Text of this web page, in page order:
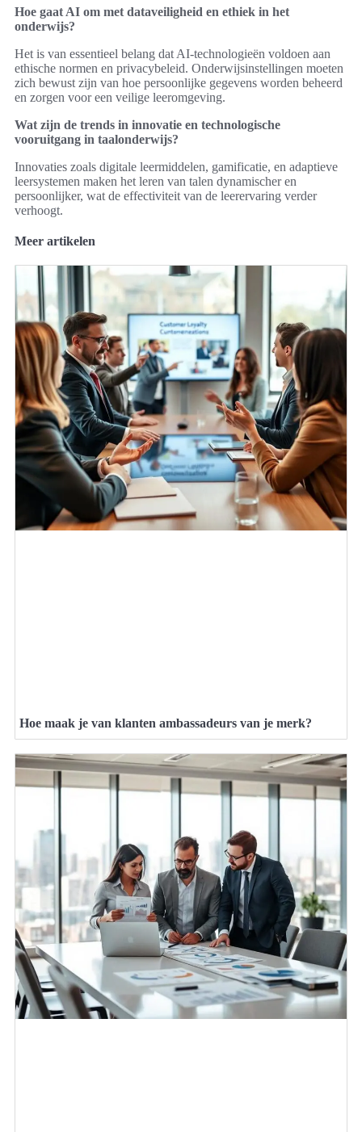
Hoe gaat AI om met dataveiligheid en ethiek in het
onderwijs?
Het is van essentieel belang dat AI-technologieën voldoen aan
ethische normen en privacybeleid. Onderwijsinstellingen moeten
zich bewust zijn van hoe persoonlijke gegevens worden beheerd
en zorgen voor een veilige leeromgeving.
Wat zijn de trends in innovatie en technologische
vooruitgang in taalonderwijs?
Innovaties zoals digitale leermiddelen, gamificatie, en adaptieve
leersystemen maken het leren van talen dynamischer en
persoonlijker, wat de effectiviteit van de leerervaring verder
verhoogt.
Meer artikelen
Hoe maak je van klanten ambassadeurs van je merk?